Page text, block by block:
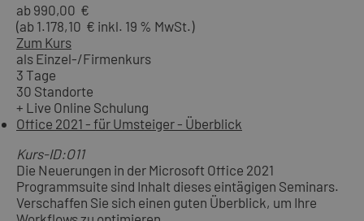
ab 990,00 €
(ab 1.178,10 € inkl. 19 % MwSt.)
Zum Kurs
als Einzel-/Firmenkurs
3 Tage
30 Standorte
+ Live Online Schulung
Office 2021 - für Umsteiger - Überblick
Kurs-ID:O11
Die Neuerungen in der Microsoft Office 2021
Programmsuite sind Inhalt dieses eintägigen Seminars.
Verschaffen Sie sich einen guten Überblick, um Ihre